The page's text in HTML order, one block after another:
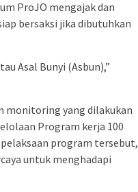
ProJO mengajak dan
bersaksi jika dibutuhkan
Asal Bunyi (Asbun),”
monitoring yang dilakukan
Program kerja 100
program tersebut,
untuk menghadapi